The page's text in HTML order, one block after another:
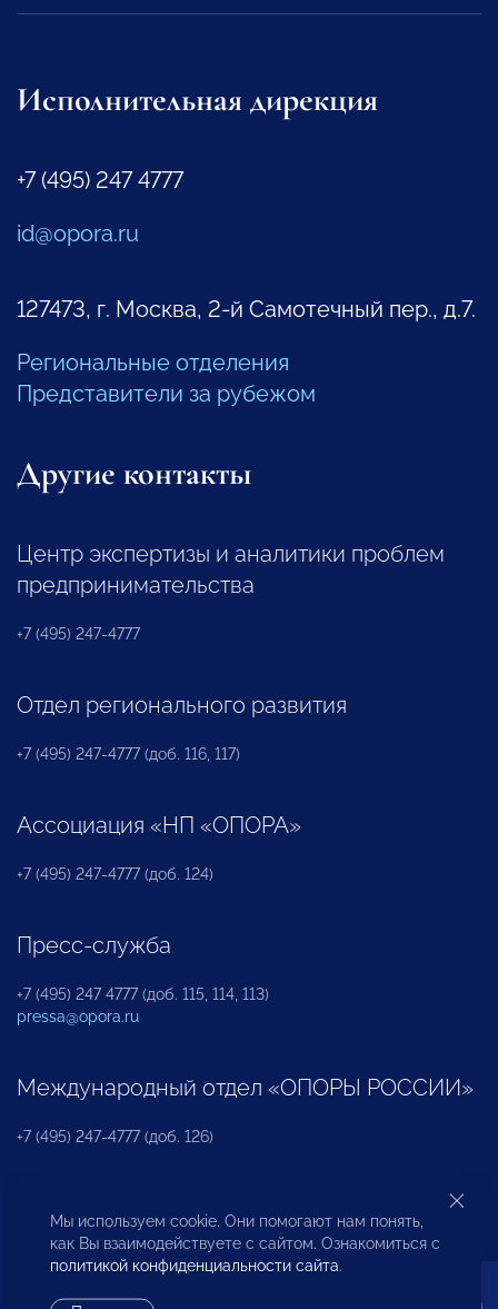
Исполнительная дирекция
+7 (495) 247 4777
id@opora.ru
127473, г. Москва, 2-й Самотечный пер., д.7.
Региональные отделения
Представители за рубежом
Другие контакты
Центр экспертизы и аналитики проблем
предпринимательства
+7 (495) 247-4777
Отдел регионального развития
+7 (495) 247-4777 (доб. 116, 117)
Ассоциация «НП «ОПОРА»
+7 (495) 247-4777 (доб. 124)
Пресс-служба
+7 (495) 247 4777 (доб. 115, 114, 113)
pressa@opora.ru
Международный отдел «ОПОРЫ РОССИИ»
+7 (495) 247-4777 (доб. 126)
Бюро по защите прав предпринимателей и
инвесторов
Мы используем cookie. Они помогают нам понять,
как Вы взаимодействуете с сайтом. Ознакомиться с
политикой конфиденциальности сайта.